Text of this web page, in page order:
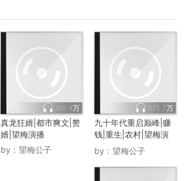
199.4万
真龙狂婿|都市爽文|赘
婿|望梅演播
by： 望梅公子
675.7万
九十年代重启巅峰|赚
钱|重生|农村|望梅演
播
by： 望梅公子